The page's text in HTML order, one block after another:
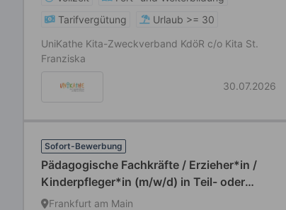
Tarifvergütung
Urlaub >= 30
UniKathe Kita-Zweckverband KdöR c/o Kita St.
Franziska
30.07.2026
Sofort-Bewerbung
Pädagogische Fachkräfte / Erzieher*in /
Kinderpfleger*in (m/w/d) in Teil- oder
Vollzeit (39 Std./Wo)
Frankfurt am Main